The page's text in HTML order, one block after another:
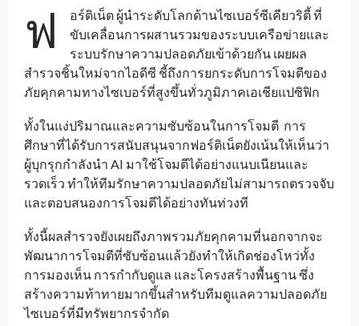
ฟ
อร์ติเน็ต ผู้นำระดับโลกด้านไซเบอร์ซีเคียวริตี้ ที่
ขับเคลื่อนการผสานรวมของระบบเครือข่ายและ
ระบบรักษาความปลอดภัยเข้าด้วยกัน เผยผล
สำรวจชิ้นใหม่จากไอดีซี ชี้ถึงการยกระดับการโจมตีของ
ภัยคุกคามทางไซเบอร์ที่สูงขึ้นทั่วภูมิภาคเอเชียแปซิฟิก
ทั้งในแง่ปริมาณและความซับซ้อนในการโจมตี การ
ศึกษาที่ได้รับการสนับสนุนจากฟอร์ติเน็ตยังเน้นให้เห็นว่า
ผู้บุกรุกกำลังนำ AI มาใช้โจมตีได้อย่างแนบเนียนและ
รวดเร็ว ทำให้ทีมรักษาความปลอดภัยไม่สามารถตรวจจับ
และตอบสนองการโจมตีได้อย่างทันท่วงที
ทั้งนี้ผลสำรวจยังเผยถึงภาพรวมภัยคุกคามที่นอกจากจะ
พัฒนาการโจมตีที่ซับซ้อนแล้วยังทำให้เกิดช่องโหว่ทั้ง
การมองเห็น การกำกับดูแล และโครงสร้างพื้นฐาน ซึ่ง
สร้างความท้าทายมากขึ้นสำหรับทีมดูแลความปลอดภัย
ไซเบอร์ที่มีทรัพยากรจำกัด